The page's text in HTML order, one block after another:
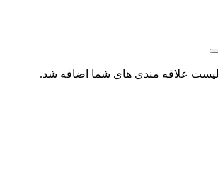
مندی های شما اضافه شد.